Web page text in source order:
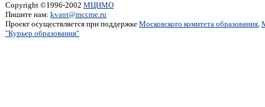
Copyright ©1996-2002 МЦНМО
Пишите нам: kvant@mccme.ru
Проект осуществляется при поддержке Московского комитета образования,
"Курьер образования"